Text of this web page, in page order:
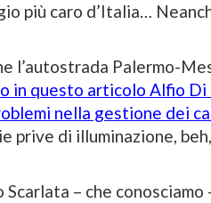
più caro d’Italia…
l’autostrada Palermo-
in questo articolo Alfio Di
nella gestione dei
prive di illuminazione,
Scarlata – che